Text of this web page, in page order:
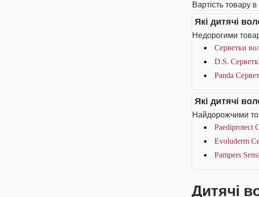
Вартість товару
Які дитячі
Недорогими
Серветки
D.S.
Panda
Які дитячі
Найдорожчими
Paediprotect
Evoluderm
Pampers
Дитячі